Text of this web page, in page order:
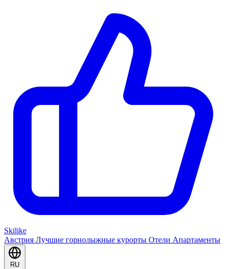
Skilike
Австрия Лучшие горнолыжные курорты Отели Апартаменты
RU